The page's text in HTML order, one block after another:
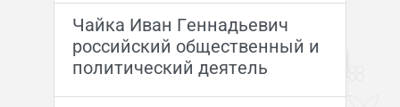
Чайка Иван Геннадьевич
российский общественный и
политический деятель